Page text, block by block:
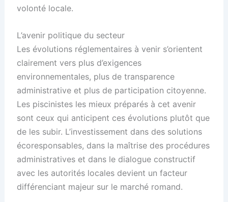
volonté locale.
L’avenir politique du secteur
Les évolutions réglementaires à venir s’orientent
clairement vers plus d’exigences
environnementales, plus de transparence
administrative et plus de participation citoyenne.
Les piscinistes les mieux préparés à cet avenir
sont ceux qui anticipent ces évolutions plutôt que
de les subir. L’investissement dans des solutions
écoresponsables, dans la maîtrise des procédures
administratives et dans le dialogue constructif
avec les autorités locales devient un facteur
différenciant majeur sur le marché romand.